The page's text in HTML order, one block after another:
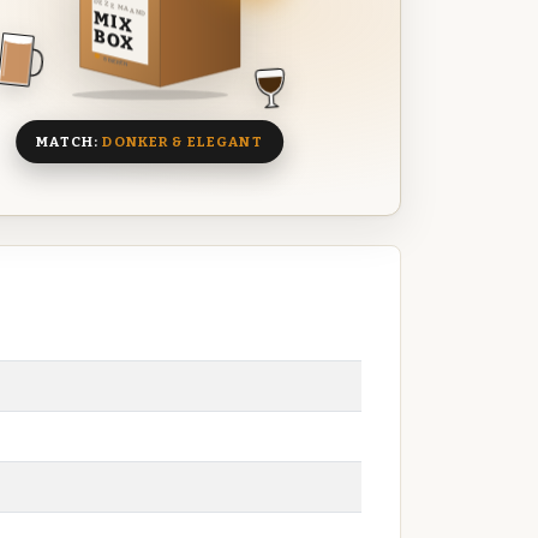
DEZE MAAND
MIX
BOX
8 BIEREN
MATCH:DONKER & ELEGANT